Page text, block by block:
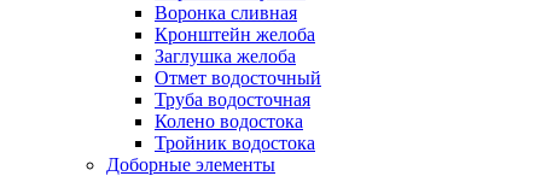
Воронка сливная
Кронштейн желоба
Заглушка желоба
Отмет водосточный
Труба водосточная
Колено водостока
Тройник водостока
Доборные элементы